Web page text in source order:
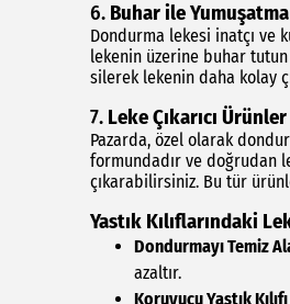
6. Buhar ile
Dondurma lekesi inatçı ve
lekenin üzerine buhar
silerek lekenin daha kolay
7. Leke Çıkarıcı Ürünler
Pazarda, özel olarak
formundadır ve doğrudan
çıkarabilirsiniz. Bu tür
Yastık Kılıflarındaki
Dondurmayı Temiz
azaltır.
Koruyucu Yastık